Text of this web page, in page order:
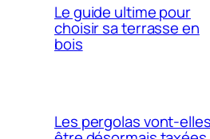
Le guide ultime pour
choisir sa terrasse en
bois
Les pergolas vont-elles